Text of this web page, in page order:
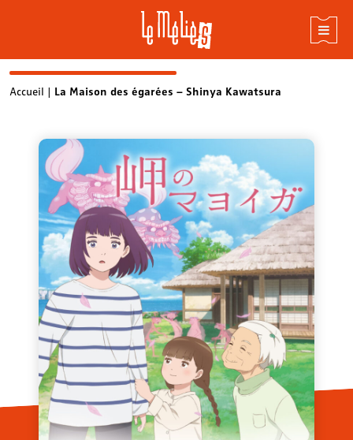
SkipAccueil | La Maison des égarées – Shinya Kawatsura